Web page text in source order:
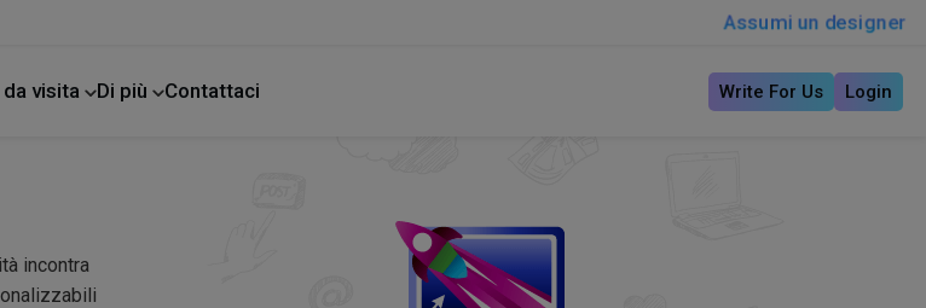
Assumi un designer
visita Di più Contattaci Write For Us Login
incontra